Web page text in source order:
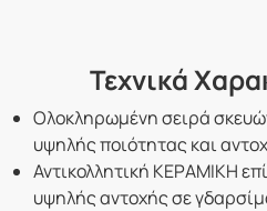
Τεχνικά
Ολοκληρωμένη σειρά
υψηλής ποιότητας και
Αντικολλητική ΚΕΡΑΜΙΚΗ
υψηλής αντοχής σε